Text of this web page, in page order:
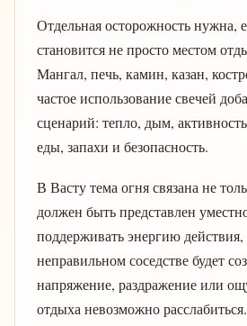
Отдельная осторожность нужна,
становится не просто местом
Мангал, печь, камин, казан,
частое использование свечей
сценарий: тепло, дым,
еды, запахи и безопасность.
В Васту тема огня связана не
должен быть представлен
поддерживать энергию
неправильном соседстве будет
напряжение, раздражение или
отдыха невозможно расслабиться.